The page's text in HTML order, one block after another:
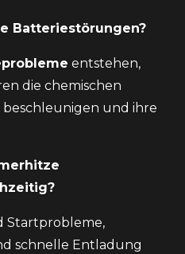
Batteriestörungen?
entstehen,
die chemischen
beschleunigen und ihre
Startprobleme,
schnelle Entladung